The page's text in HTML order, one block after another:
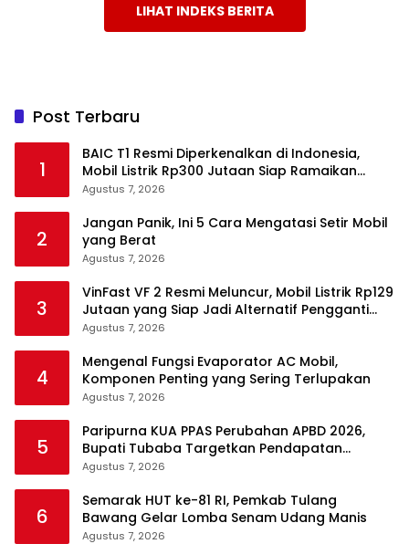
LIHAT INDEKS BERITA
Post Terbaru
1
BAIC T1 Resmi Diperkenalkan di Indonesia,
Mobil Listrik Rp300 Jutaan Siap Ramaikan
Pasar EV
Agustus 7, 2026
2
Jangan Panik, Ini 5 Cara Mengatasi Setir Mobil
yang Berat
Agustus 7, 2026
3
VinFast VF 2 Resmi Meluncur, Mobil Listrik Rp129
Jutaan yang Siap Jadi Alternatif Pengganti
Motor
Agustus 7, 2026
4
Mengenal Fungsi Evaporator AC Mobil,
Komponen Penting yang Sering Terlupakan
Agustus 7, 2026
5
Paripurna KUA PPAS Perubahan APBD 2026,
Bupati Tubaba Targetkan Pendapatan
Daerah Rp820,3 Miliar
Agustus 7, 2026
6
Semarak HUT ke-81 RI, Pemkab Tulang
Bawang Gelar Lomba Senam Udang Manis
Agustus 7, 2026